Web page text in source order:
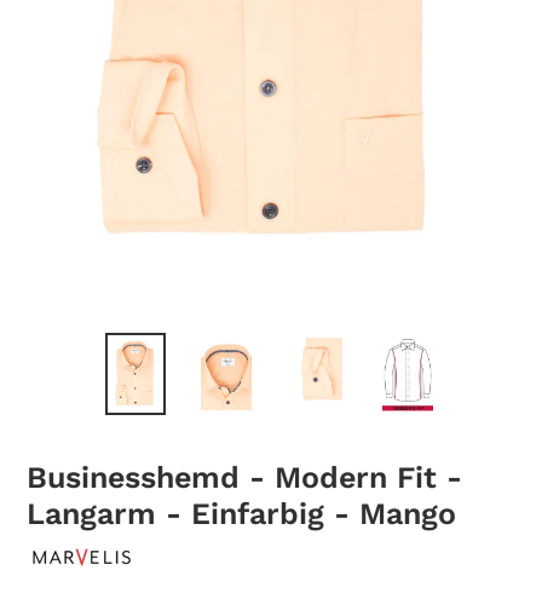
Businesshemd - Modern Fit -
Langarm - Einfarbig - Mango